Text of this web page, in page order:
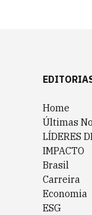
Home
Últimas
LÍDERES
IMPACTO
Brasil
Carreira
Economia
ESG